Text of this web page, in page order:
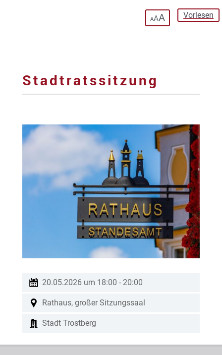
Vorlesen
AAA
Stadtratssitzung
20.05.2026 um 18:00 - 20:00
Rathaus, großer Sitzungssaal
Stadt Trostberg